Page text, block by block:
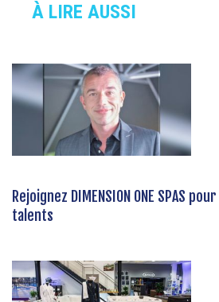
À LIRE AUSSI
Rejoignez DIMENSION ONE SPAS
talents